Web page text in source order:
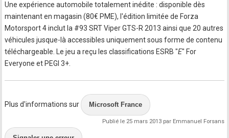
Une expérience automobile totalement inédite : disponible dès
maintenant en magasin (80€ PME), l'édition limitée de Forza
Motorsport 4 inclut la #93 SRT Viper GTS-R 2013 ainsi que 20 autres
véhicules jusque-là accessibles uniquement sous forme de contenu
téléchargeable. Le jeu a reçu les classifications ESRB "E" For
Everyone et PEGI 3+.
Plus d'informations sur Microsoft France
Publié le 25 mars 2013 par Emmanuel Forsans